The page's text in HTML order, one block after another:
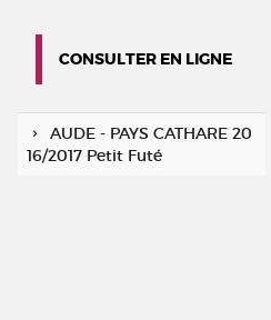
CONSULTER EN LIGNE
AUDE - PAYS CATHARE 20
16/2017 Petit Futé